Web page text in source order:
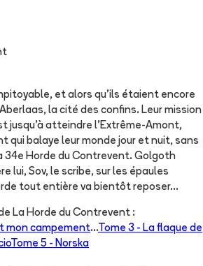
et alors qu'ils étaient encore
la cité des confins. Leur mission
jusqu'à atteindre l'Extrême-Amont,
qui balaye leur monde jour et nuit, sans
34e Horde du Contrevent. Golgoth
lui, Sov, le scribe, sur les épaules
tout entière va bientôt reposer...
La Horde du Contrevent :
mon campement...Tome 3 - La flaque de
Tome 5 - Norska